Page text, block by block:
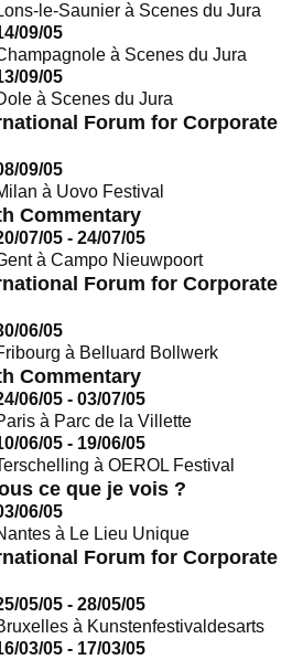
le-Saunier à Scenes du Jura
09/05
à Scenes du Jura
09/05
à Scenes du Jura
Forum for Corporate
09/05
à Uovo Festival
Commentary
07/05 - 24/07/05
à Campo Nieuwpoort
Forum for Corporate
06/05
à Belluard Bollwerk
Commentary
06/05 - 03/07/05
à Parc de la Villette
06/05 - 19/06/05
à OEROL Festival
ce que je vois ?
06/05
à Le Lieu Unique
Forum for Corporate
05/05 - 28/05/05
à Kunstenfestivaldesarts
03/05 - 17/03/05